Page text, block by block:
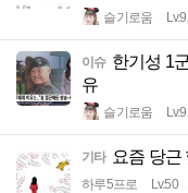
슬기로움
이슈 한기성 1
유
슬기로움
기타 요즘 당근
하루5프로 Lv.50